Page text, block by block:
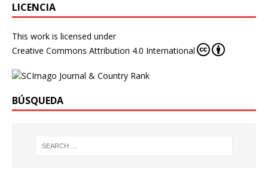
LICENCIA
This work is licensed under
Creative Commons Attribution 4.0 International
BÚSQUEDA